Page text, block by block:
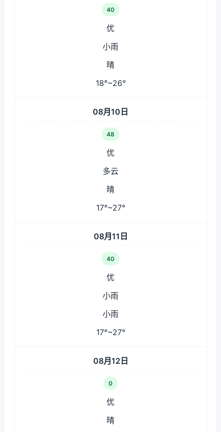
40
优
小雨
晴
18°~26°
08月10日
48
优
多云
晴
17°~27°
08月11日
40
优
小雨
小雨
17°~27°
08月12日
0
优
晴